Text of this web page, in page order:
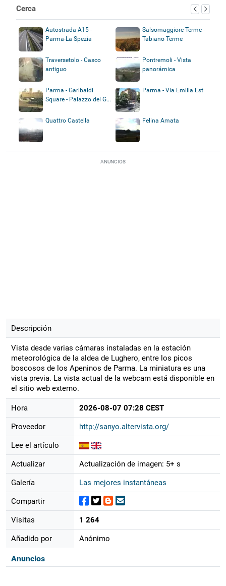
Cerca
Autostrada A15 -
Parma-La Spezia
Salsomaggiore Terme -
Tabiano Terme
Traversetolo - Casco
antiguo
Pontremoli - Vista
panorámica
Parma - Garibaldi
Square - Palazzo del G...
Parma - Via Emilia Est
Quattro Castella Felina Amata
ANUNCIOS
Descripción
Vista desde varias cámaras instaladas en la estación
meteorológica de la aldea de Lughero, entre los picos
boscosos de los Apeninos de Parma. La miniatura es una
vista previa. La vista actual de la webcam está disponible en
el sitio web externo.
Hora 2026-08-07 07:28 CEST
Proveedor http://sanyo.altervista.org/
Lee el artículo
Actualizar Actualización de imagen: 5+ s
Galería Las mejores instantáneas
Compartir
Visitas 1 264
Añadido por Anónimo
Anuncios